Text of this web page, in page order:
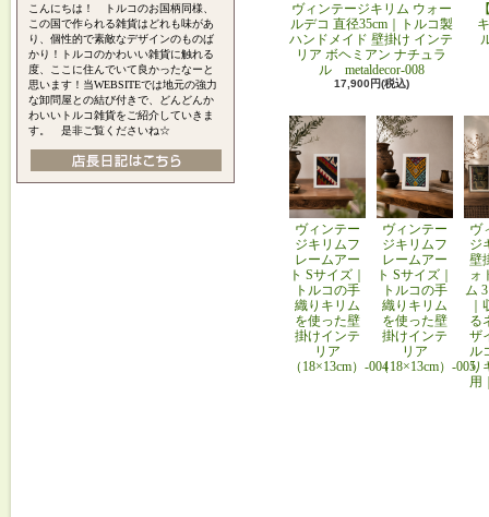
こんにちは！ トルコのお国柄同様、
この国で作られる雑貨はどれも味があ
り、個性的で素敵なデザインのものば
かり！トルコのかわいい雑貨に触れる
度、ここに住んでいて良かったなーと
思います！当WEBSITEでは地元の強力
な卸問屋との結び付きで、どんどんか
わいいトルコ雑貨をご紹介していきま
す。 是非ご覧くださいね☆
ヴィンテージキリム ウォー
ルデコ 直径35cm｜トルコ製
ハンドメイド 壁掛け インテ
リア ボヘミアン ナチュラ
ル metaldecor-008
17,900円(税込)
ヴィンテー
ジキリムフ
レームアー
ト Sサイズ｜
トルコの手
織りキリム
を使った壁
掛けインテ
リア
（18×13cm）-004
ヴィンテー
ジキリムフ
レームアー
ト Sサイズ｜
トルコの手
織りキリム
を使った壁
掛けインテ
リア
（18×13cm）-005
ヴ
ジ
壁
ォ
ム
る
ザ
ル
り
用